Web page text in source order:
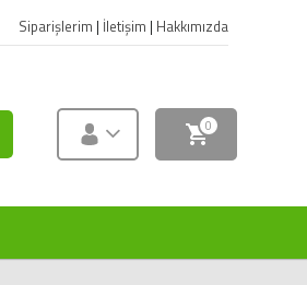
Siparişlerim | İletişim | Hakkımızda
0